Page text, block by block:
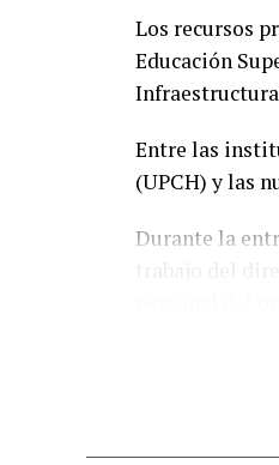
Los recursos
Educación
Entre las
(UPCH) y las
Durante la
del mercado